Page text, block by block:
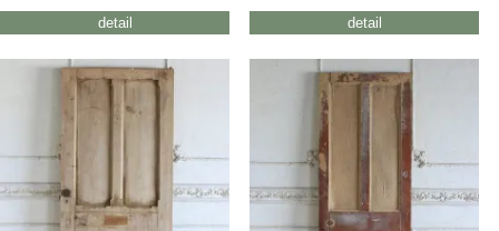
detail detail